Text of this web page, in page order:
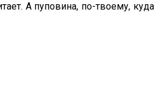
А пуповина, по-твоему, куда